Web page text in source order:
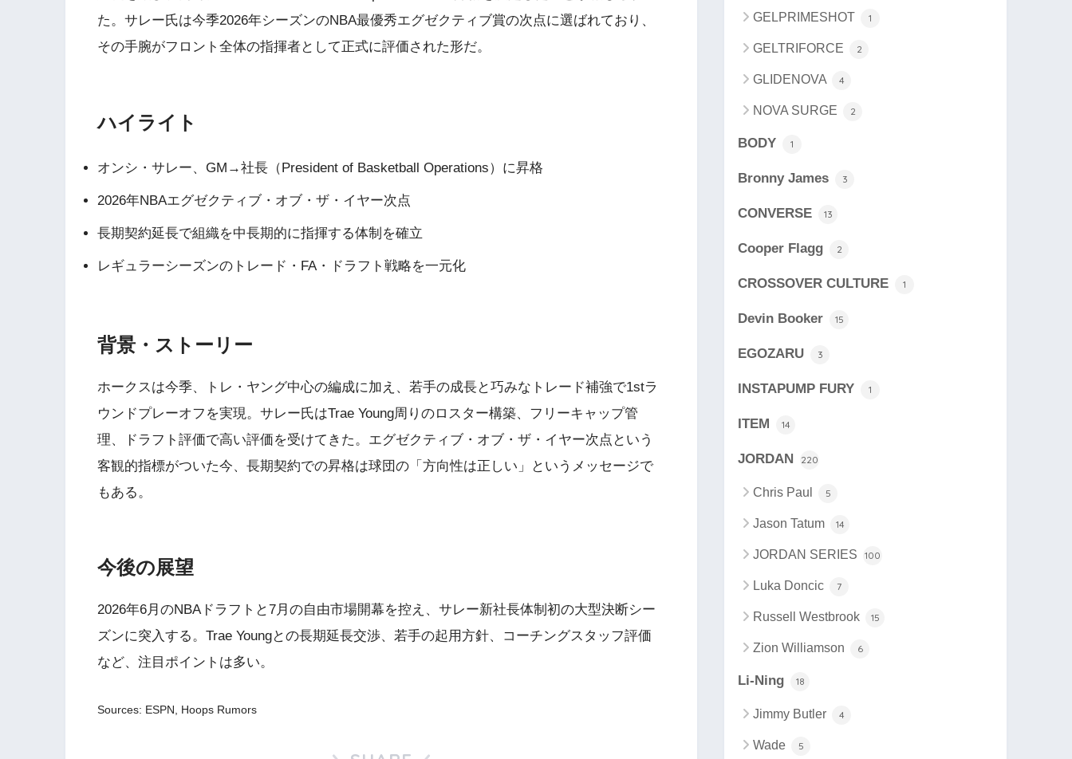
た。サレー氏は今季2026年シーズンのNBA最優秀エグゼクティブ賞の次点に選ばれており、
その手腕がフロント全体の指揮者として正式に評価された形だ。
ハイライト
オンシ・サレー、GM→社長（President of Basketball Operations）に昇格
2026年NBAエグゼクティブ・オブ・ザ・イヤー次点
長期契約延長で組織を中長期的に指揮する体制を確立
レギュラーシーズンのトレード・FA・ドラフト戦略を一元化
背景・ストーリー
ホークスは今季、トレ・ヤング中心の編成に加え、若手の成長と巧みなトレード補強で1stラ
ウンドプレーオフを実現。サレー氏はTrae Young周りのロスター構築、フリーキャップ管
理、ドラフト評価で高い評価を受けてきた。エグゼクティブ・オブ・ザ・イヤー次点という
客観的指標がついた今、長期契約での昇格は球団の「方向性は正しい」というメッセージで
もある。
今後の展望
2026年6月のNBAドラフトと7月の自由市場開幕を控え、サレー新社長体制初の大型決断シー
ズンに突入する。Trae Youngとの長期延長交渉、若手の起用方針、コーチングスタッフ評価
など、注目ポイントは多い。
Sources: ESPN, Hoops Rumors
GELPRIMESHOT 1
GELTRIFORCE 2
GLIDENOVA 4
NOVA SURGE 2
BODY 1
Bronny James 3
CONVERSE 13
Cooper Flagg 2
CROSSOVER CULTURE 1
Devin Booker 15
EGOZARU 3
INSTAPUMP FURY 1
ITEM 14
JORDAN 220
Chris Paul 5
Jason Tatum 14
JORDAN SERIES 100
Luka Doncic 7
Russell Westbrook 15
Zion Williamson 6
Li-Ning 18
Jimmy Butler 4
Wade 5